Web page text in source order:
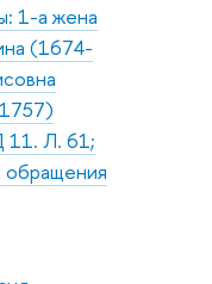
1-а жена
(1674-
11. Л. 61;
обращения